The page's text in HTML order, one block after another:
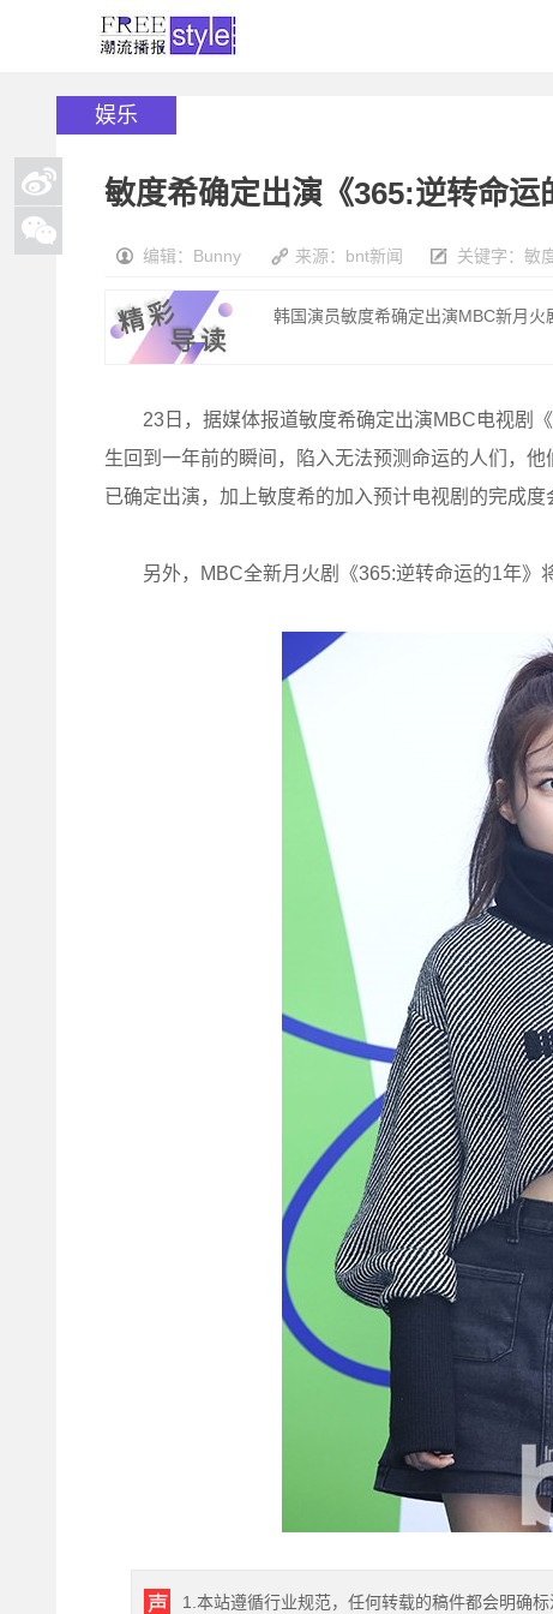
娱乐
敏度希确定出演《365:逆转命
编辑：Bunny 来源：bnt新闻 关键字： 敏
韩国演员敏度希确定出演MBC新月火
23日，据媒体报道敏度希确定出演MBC电视剧《
生回到一年前的瞬间，陷入无法预测命运的人们，
已确定出演，加上敏度希的加入预计电视剧的完成度
另外，MBC全新月火剧《365:逆转命运的1年》
1.本站遵循行业规范，任何转载的稿件都会明确